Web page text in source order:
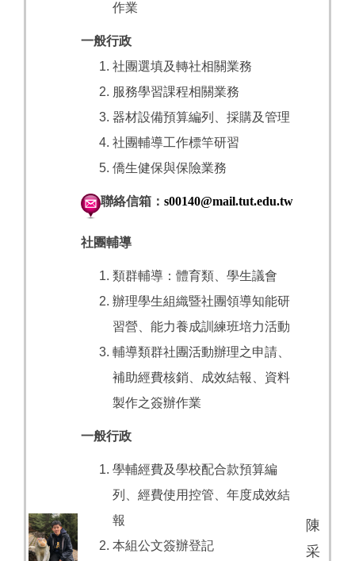
作業
一般行政
社團選填及轉社相關業務
服務學習課程相關業務
器材設備預算編列、採購及管理
社團輔導工作標竿研習
僑生健保與保險業務
聯絡信箱： s00140@mail.tut.edu.tw
社團輔導
類群輔導：體育類、學生議會
辦理學生組織暨社團領導知能研
習營、能力養成訓練班培力活動
輔導類群社團活動辦理之申請、
補助經費核銷、成效結報、資料
製作之簽辦作業
一般行政
學輔經費及學校配合款預算編
列、經費使用控管、年度成效結
報
本組公文簽辦登記
陳
采